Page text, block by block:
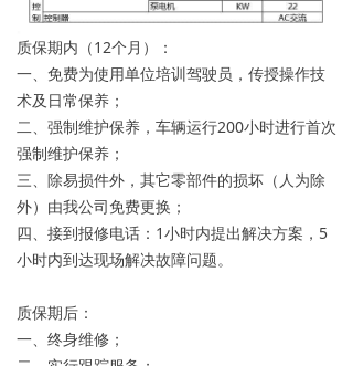
质保期内（12个月）：
一、免费为使用单位培训驾驶员，传授操作技
术及日常保养；
二、强制维护保养，车辆运行200小时进行首次
强制维护保养；
三、除易损件外，其它零部件的损坏（人为除
外）由我公司免费更换；
四、接到报修电话：1小时内提出解决方案，5
小时内到达现场解决故障问题。
质保期后：
一、终身维修；